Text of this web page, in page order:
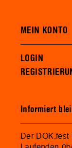
MEIN KONTO
LOGIN
Informiert
Der